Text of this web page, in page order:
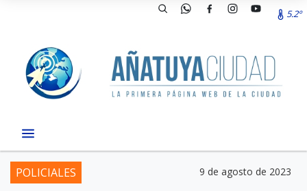
5.2º
POLICIALES 9 de agosto de 2023